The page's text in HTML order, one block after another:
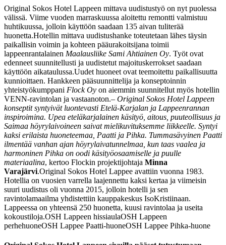
Original Sokos Hotel Lappeen mittava uudistustyö on nyt puolessa
välissä. Viime vuoden marraskuussa aloitettu remontti valmistuu
huhtikuussa, jolloin käyttöön saadaan 135 aivan tuliterää
huonetta.Hotellin mittava uudistushanke toteutetaan lähes täysin
paikallisin voimin ja kohteen pääurakoitsijana toimii
lappeenrantalainen Maalausliike Sami Ahtiainen Oy. Työt ovat
edenneet suunnitellusti ja uudistetut majoituskerrokset saadaan
käyttöön aikataulussa.Uudet huoneet ovat teemoitettu paikallisuutta
kunnioittaen. Hankkeen pääsuunnittelija ja konseptoinnin
yhteistyökumppani Flock Oy on aiemmin suunnitellut myös hotellin
VENN-ravintolan ja vastaanoton.– Original Sokos Hotel Lappeen
konseptit syntyivät luontevasti Etelä-Karjalan ja Lappeenrannan
inspiroimina. Upea eteläkarjalainen käsityö, aitous, puuteollisuus ja
Saimaa höyrylaivoineen saivat mielikuvituksemme liikkeelle. Syntyi
kaksi erilaista huoneteemaa, Paatti ja Pihka. Tummasävyinen Paatti
ilmentää vanhan ajan höyrylaivatunnelmaa, kun taas vaalea ja
harmoninen Pihka on oodi käsityöosaamiselle ja puulle
materiaalina, kertoo Flockin projektijohtaja Minna
Varajärvi.Original Sokos Hotel Lappee avattiin vuonna 1983.
Hotellia on vuosien varrella laajennettu kaksi kertaa ja viimeisin
suuri uudistus oli vuonna 2015, jolloin hotelli ja sen
ravintolamaailma yhdistettiin kauppakeskus IsoKristiinaan.
Lappeessa on yhteensä 250 huonetta, kuusi ravintolaa ja useita
kokoustiloja.OSH Lappeen hissiaulaOSH Lappeen
perhehuoneOSH Lappee Paatti-huoneOSH Lappee Pihka-huone